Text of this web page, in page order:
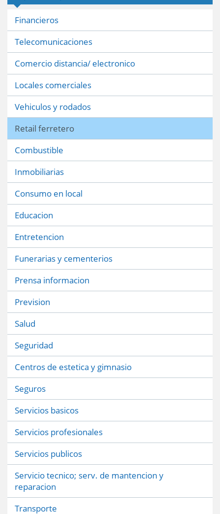
Financieros
Telecomunicaciones
Comercio distancia/ electronico
Locales comerciales
Vehiculos y rodados
Retail ferretero
Combustible
Inmobiliarias
Consumo en local
Educacion
Entretencion
Funerarias y cementerios
Prensa informacion
Prevision
Salud
Seguridad
Centros de estetica y gimnasio
Seguros
Servicios basicos
Servicios profesionales
Servicios publicos
Servicio tecnico; serv. de mantencion y
reparacion
Transporte